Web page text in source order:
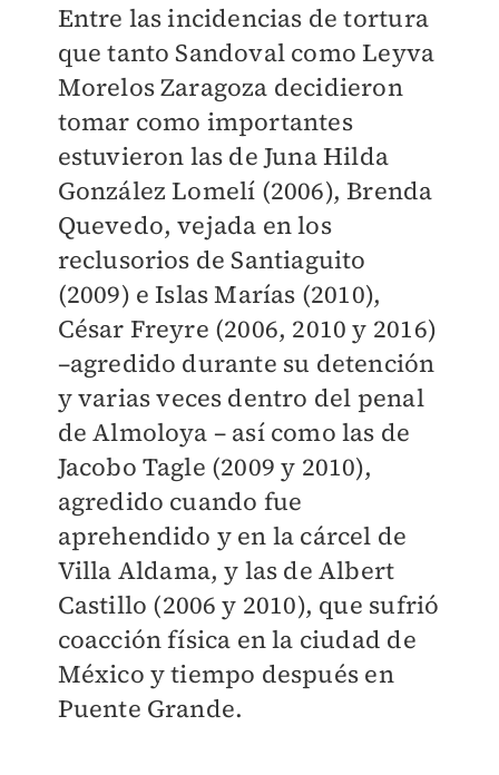
Entre las incidencias de tortura
que tanto Sandoval como Leyva
Morelos Zaragoza decidieron
tomar como importantes
estuvieron las de Juna Hilda
González Lomelí (2006), Brenda
Quevedo, vejada en los
reclusorios de Santiaguito
(2009) e Islas Marías (2010),
César Freyre (2006, 2010 y 2016)
–agredido durante su detención
y varias veces dentro del penal
de Almoloya – así como las de
Jacobo Tagle (2009 y 2010),
agredido cuando fue
aprehendido y en la cárcel de
Villa Aldama, y las de Albert
Castillo (2006 y 2010), que sufrió
coacción física en la ciudad de
México y tiempo después en
Puente Grande.